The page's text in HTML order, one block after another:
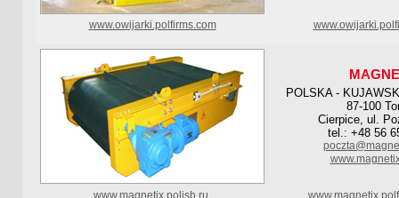
www.owijarki.polfirms.com
POLSKA -
87-100
Cierpice, ul.
tel.: +48 56
www.magnetix.polish.ru